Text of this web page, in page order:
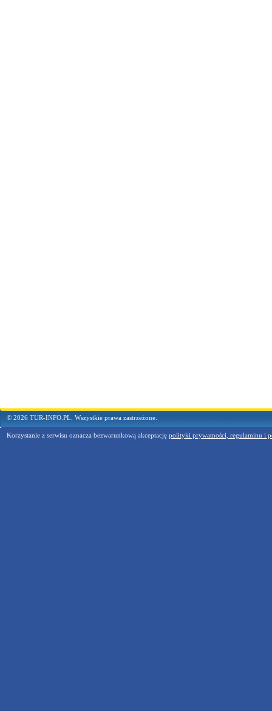
© 2026 TUR-INFO.PL. Wszystkie prawa zastrzeżone.
Korzystanie z serwisu oznacza bezwarunkową akceptację polityki prywatności, regulaminu i